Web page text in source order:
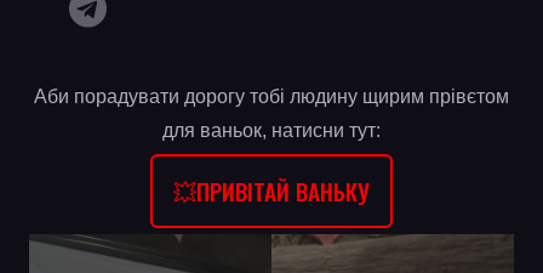
Аби порадувати дорогу тобі людину щирим прівєтом
для ваньок, натисни тут:
💥ПРИВІТАЙ ВАНЬКУ